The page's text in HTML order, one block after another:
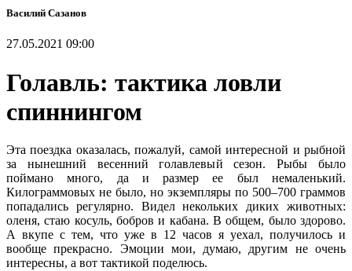
Василий Сазанов
27.05.2021 09:00
Голавль: тактика ловли
спиннингом
Эта поездка оказалась, пожалуй, самой интересной и рыбной
за нынешний весенний голавлевый сезон. Рыбы было
поймано много, да и размер ее был немаленький.
Килограммовых не было, но экземпляры по 500–700 граммов
попадались регулярно. Видел некольких диких животных:
оленя, стаю косуль, бобров и кабана. В общем, было здорово.
А вкупе с тем, что уже в 12 часов я уехал, получилось и
вообще прекрасно. Эмоции мои, думаю, другим не очень
интересны, а вот тактикой поделюсь.